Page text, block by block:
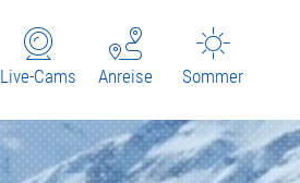
Sommer
Anreise
Live-Cams